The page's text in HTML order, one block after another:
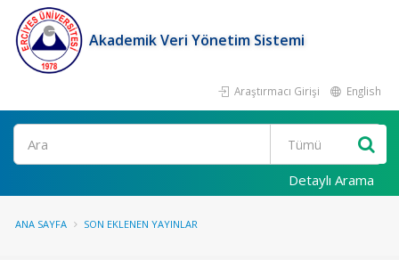
Akademik Veri Yönetim Sistemi
Araştırmacı Girişi English
Ara
Detaylı Arama
ANA SAYFA SON EKLENEN YAYINLAR